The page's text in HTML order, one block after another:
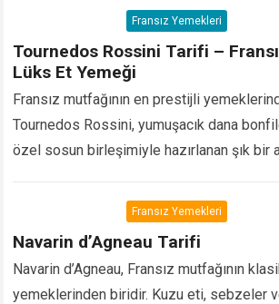
Fransız Yemekleri
Tournedos Rossini Tarifi –
Lüks Et Yemeği
Fransız mutfağının en prestijli
Tournedos Rossini, yumuşacık dana
özel sosun birleşimiyle hazırlanan şık bir
Fransız Yemekleri
Navarin d’Agneau Tarifi
Navarin d’Agneau, Fransız mutfağının
yemeklerinden biridir. Kuzu eti, sebzeler